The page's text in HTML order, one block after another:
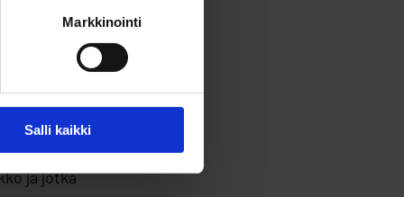
Markkinointi
Salli kaikki
nuorten
avulla voidaan
ja jotka